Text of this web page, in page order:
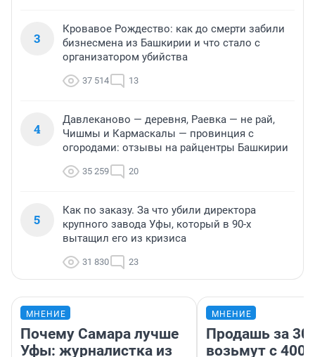
3
Кровавое Рождество: как до смерти забили
бизнесмена из Башкирии и что стало с
организатором убийства
37 514 13
4
Давлеканово — деревня, Раевка — не рай,
Чишмы и Кармаскалы — провинция с
огородами: отзывы на райцентры Башкирии
35 259 20
5
Как по заказу. За что убили директора
крупного завода Уфы, который в 90-х
вытащил его из кризиса
31 830 23
МНЕНИЕ
Почему Самара лучше
Уфы: журналистка из
МНЕНИЕ
Продашь за
возьмут с